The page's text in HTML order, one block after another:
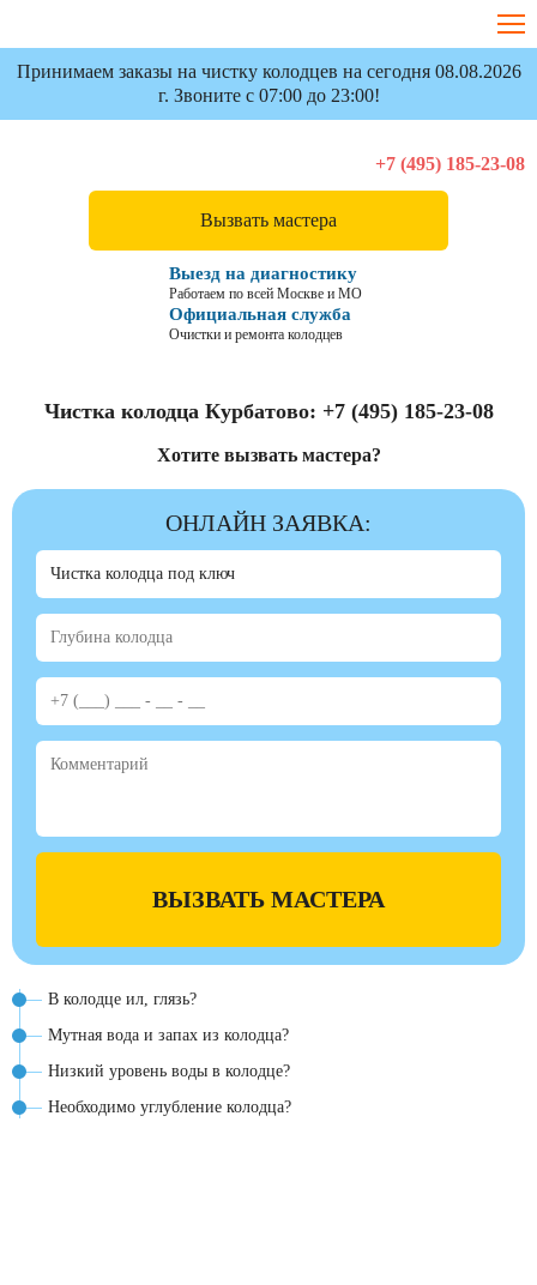
Принимаем заказы на чистку колодцев на сегодня 08.08.2026
г. Звоните с 07:00 до 23:00!
Вызвать мастера
Выезд на диагностику
Работаем по всей Москве и МО
Официальная служба
Очистки и ремонта колодцев
+7 (495) 185-23-08
Чистка колодца Курбатово: +7 (495) 185-23-08
Хотите вызвать мастера?
ОНЛАЙН ЗАЯВКА:
ВЫЗВАТЬ МАСТЕРА
В колодце ил, глязь?
Мутная вода и запах из колодца?
Низкий уровень воды в колодце?
Необходимо углубление колодца?